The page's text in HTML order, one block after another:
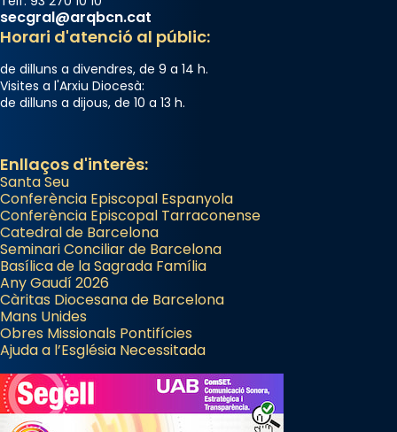
secgral@arqbcn.cat
Horari d'atenció al públic:
de dilluns a divendres, de 9 a 14 h.
Visites a l'Arxiu Diocesà:
de dilluns a dijous, de 10 a 13 h.
Enllaços d'interès:
Santa Seu
Conferència Episcopal Espanyola
Conferència Episcopal Tarraconense
Catedral de Barcelona
Seminari Conciliar de Barcelona
Basílica de la Sagrada Família
Any Gaudí 2026
Càritas Diocesana de Barcelona
Mans Unides
Obres Missionals Pontifícies
Ajuda a l’Església Necessitada